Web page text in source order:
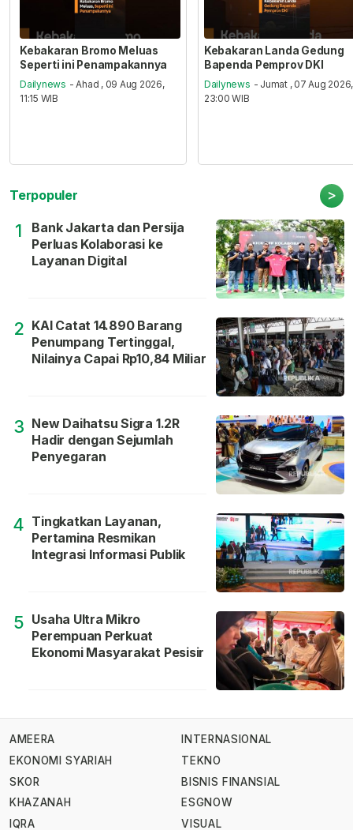
Kebakaran Bromo Meluas
Seperti ini Penampakannya
Dailynews - Ahad , 09 Aug 2026,
11:15 WIB
Kebakaran Landa Gedung
Bapenda Pemprov DKI
Dailynews - Jumat , 07 Aug 2026,
23:00 WIB
Terpopuler >
1
Bank Jakarta dan Persija
Perluas Kolaborasi ke
Layanan Digital
2 KAI Catat 14.890 Barang
Penumpang Tertinggal,
Nilainya Capai Rp10,84 Miliar
3 New Daihatsu Sigra 1.2R
Hadir dengan Sejumlah
Penyegaran
4 Tingkatkan Layanan,
Pertamina Resmikan
Integrasi Informasi Publik
5 Usaha Ultra Mikro
Perempuan Perkuat
Ekonomi Masyarakat Pesisir
AMEERA
EKONOMI SYARIAH
SKOR
KHAZANAH
IQRA
INTERNASIONAL
TEKNO
BISNIS FINANSIAL
ESGNOW
VISUAL